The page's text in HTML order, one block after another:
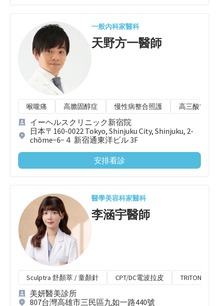
一般內科家醫科
天野方一醫師
喉嚨痛 高膽固醇症 慢性病整合照護 高三酸甘油
イーヘルスクリニック新宿院
日本〒160-0022 Tokyo, Shinjuku City, Shinjuku, 2-
chōme−6−４ 新宿通東洋ビル 3F
安排看診
醫學美容科家醫科
李涵宇醫師
Sculptra 舒顏萃 / 童顏針 CPT/DC電波拉皮 TRITON 海
美妍醫美診所
807台灣高雄市三民區九如一路440號